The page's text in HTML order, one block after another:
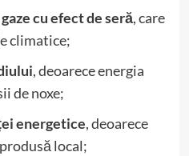
cu efect de seră, care
climatice;
, deoarece energia
de noxe;
energetice, deoarece
local;